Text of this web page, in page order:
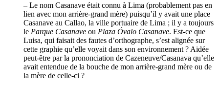
–Le nom Casanave était connu à Lima (probablement pas en
lien avec mon arrière-grand mère) puisqu’il y avait une place
Casanave au Callao, la ville portuaire de Lima ; il y a toujours
le Parque Casanave ou Plaza Óvalo Casanave. Est-ce que
Luisa, qui faisait des fautes d’orthographe, s’est alignée sur
cette graphie qu’elle voyait dans son environnement ? Aidée
peut-être par la prononciation de Cazeneuve/Casanava qu’elle
avait entendue de la bouche de mon arrière-grand mère ou de
la mère de celle-ci ?